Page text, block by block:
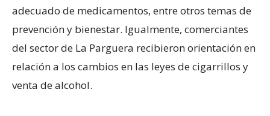
adecuado de medicamentos, entre otros temas de
prevención y bienestar. Igualmente, comerciantes
del sector de La Parguera recibieron orientación en
relación a los cambios en las leyes de cigarrillos y
venta de alcohol.